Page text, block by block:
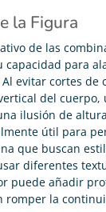
la Figura
de las
capacidad para
evitar cortes de
del cuerpo,
ilusión de
útil para
que buscan
diferentes
puede añadir
romper la